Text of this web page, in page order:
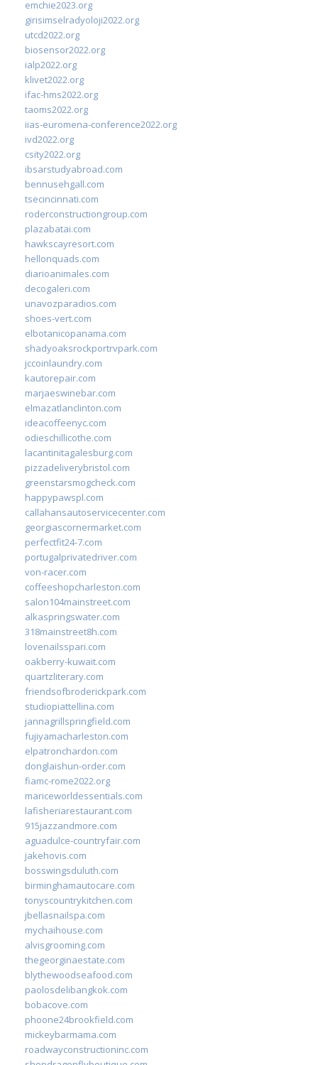
emchie2023.org
girisimselradyoloji2022.org
utcd2022.org
biosensor2022.org
ialp2022.org
klivet2022.org
ifac-hms2022.org
taoms2022.org
iias-euromena-conference2022.org
ivd2022.org
csity2022.org
ibsarstudyabroad.com
bennusehgall.com
tsecincinnati.com
roderconstructiongroup.com
plazabatai.com
hawkscayresort.com
hellonquads.com
diarioanimales.com
decogaleri.com
unavozparadios.com
shoes-vert.com
elbotanicopanama.com
shadyoaksrockportrvpark.com
jccoinlaundry.com
kautorepair.com
marjaeswinebar.com
elmazatlanclinton.com
ideacoffeenyc.com
odieschillicothe.com
lacantinitagalesburg.com
pizzadeliverybristol.com
greenstarsmogcheck.com
happypawspl.com
callahansautoservicecenter.com
georgiascornermarket.com
perfectfit24-7.com
portugalprivatedriver.com
von-racer.com
coffeeshopcharleston.com
salon104mainstreet.com
alkaspringswater.com
318mainstreet8h.com
lovenailsspari.com
oakberry-kuwait.com
quartzliterary.com
friendsofbroderickpark.com
studiopiattellina.com
jannagrillspringfield.com
fujiyamacharleston.com
elpatronchardon.com
donglaishun-order.com
fiamc-rome2022.org
mariceworldessentials.com
lafisheriarestaurant.com
915jazzandmore.com
aguadulce-countryfair.com
jakehovis.com
bosswingsduluth.com
birminghamautocare.com
tonyscountrykitchen.com
jbellasnailspa.com
mychaihouse.com
alvisgrooming.com
thegeorginaestate.com
blythewoodseafood.com
paolosdelibangkok.com
bobacove.com
phoone24brookfield.com
mickeybarmama.com
roadwayconstructioninc.com